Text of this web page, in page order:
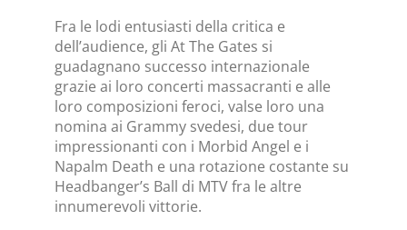
Fra le lodi entusiasti della critica e
dell’audience, gli At The Gates si
guadagnano successo internazionale
grazie ai loro concerti massacranti e alle
loro composizioni feroci, valse loro una
nomina ai Grammy svedesi, due tour
impressionanti con i Morbid Angel e i
Napalm Death e una rotazione costante su
Headbanger’s Ball di MTV fra le altre
innumerevoli vittorie.